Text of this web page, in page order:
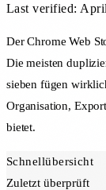
Last verified:
Der Chrome Web
Die meisten
sieben fügen
Organisation,
bietet.
Schnellübersicht
Zuletzt überprüft